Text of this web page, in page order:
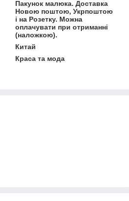
Пакунок малюка. Доставка
Новою поштою, Укрпоштою
і на Розетку. Можна
оплачувати при отриманні
(наложкою).
Китай
Краса та мода